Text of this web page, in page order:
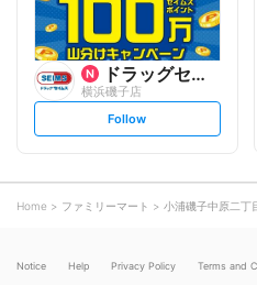
ドラッグセイムス
横浜磯子店
s
l
o
Follow
Home ファミリーマート 小浦磯子中原二丁
Notice Help Privacy Policy Terms and